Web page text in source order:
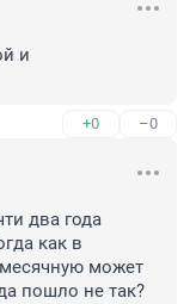
и
+0 –0
два года
как в
может
пошло не так?